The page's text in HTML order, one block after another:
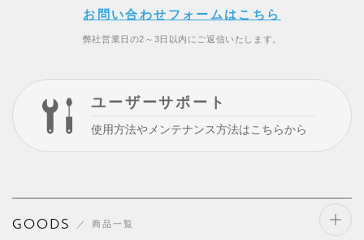
お問い合わせフォームはこちら
弊社営業日の2～3日以内にご返信いたします。
ユーザーサポート
使用方法やメンテナンス方法はこちらから
GOODS 商品一覧